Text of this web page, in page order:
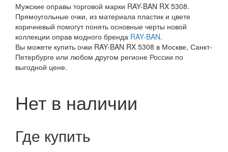
Мужские оправы торговой марки RAY-BAN RX 5308.
Прямоугольные очки, из материала пластик и цвете
коричневый помогут понять основные черты новой
коллекции оправ модного бренда RAY-BAN.
Вы можете купить очки RAY-BAN RX 5308 в Москве, Санкт-
Петербурге или любом другом регионе России по
выгодной цене.
Нет в наличии
Где купить